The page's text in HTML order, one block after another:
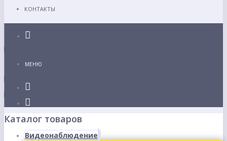
КОНТАКТЫ
МЕНЮ
Каталог товаров
Видеонаблюдение